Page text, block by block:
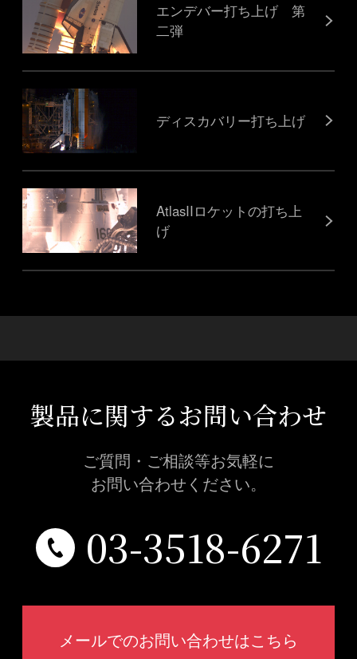
エンデバー打ち上げ 第
二弾
ディスカバリー打ち上げ
AtlasIIロケットの打ち上
げ
製品に関するお問い合わせ
ご質問・ご相談等お気軽に
お問い合わせください。
03-3518-6271
メールでのお問い合わせはこちら